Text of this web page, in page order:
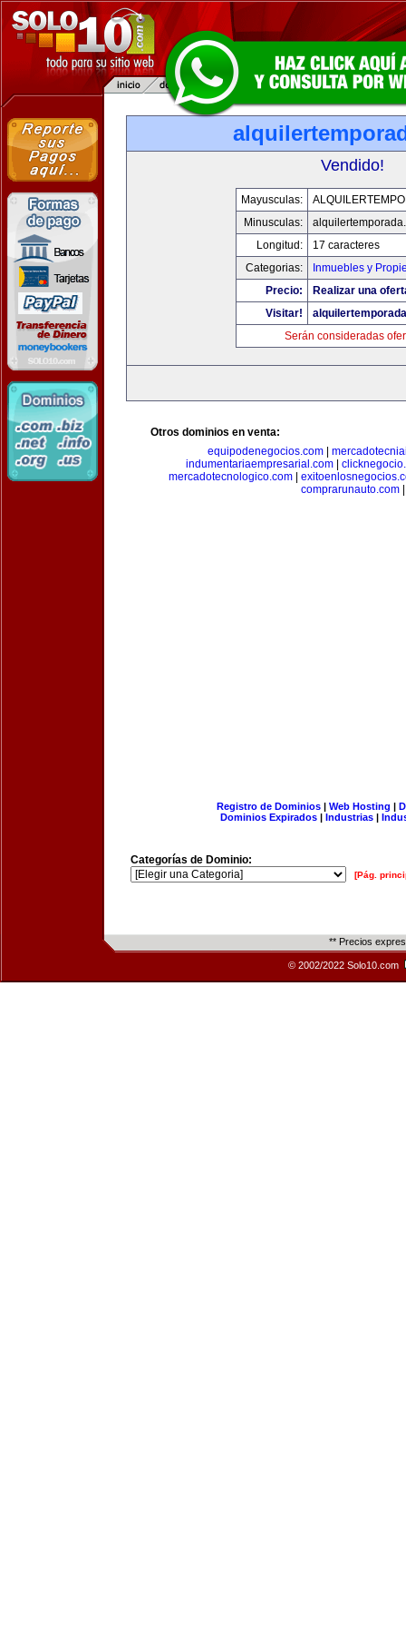
Vendido!
Mayusculas:
Minusculas:
Longitud:
17 caracteres
Categorias:
Inmuebles y
Precio:
Realizar una
Visitar!
Serán consideradas
Otros dominios en venta:
equipodenegocios.com|
indumentariaempresarial.com
mercadotecnologico.com
comprarunauto.com|
Registro de Dominios| Web Hosting |
Dominios Expirados | Industrias |
Categorías de Dominio:
[Pág.
** Precios
© 2002/2022 Solo10.com